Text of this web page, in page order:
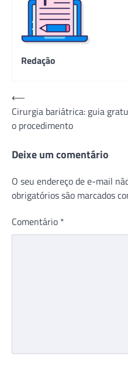
Redação
Navegação
de
Post
⟵
Cirurgia bariátrica: guia
o procedimento
Deixe um comentário
O seu endereço de e-mail
obrigatórios são marcados
Comentário *